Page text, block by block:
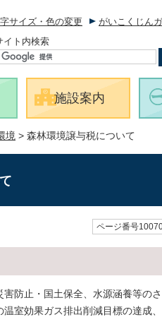
サイズ・色の変更 がいこくじん
イト内検索
施設案内
境 > 森林環境譲与税について
ページ番号
防止・国土保全、水源涵養等の
室効果ガス排出削減目標の達成